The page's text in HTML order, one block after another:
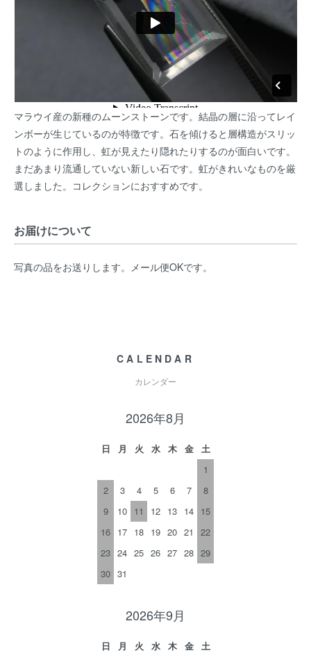
マラウイ産の新種のムーンストーンです。結晶の層に沿ってレイ
ンボーが生じているのが特徴です。石を傾けると層構造がスリッ
トのように作用し、虹が見えたり隠れたりするのが面白いです。
まだあまり流通していない新しい石です。虹がきれいなものを厳
選しました。コレクションにおすすめです。
お届けについて
写真の品をお送りします。メール便OKです。
CALENDAR
カレンダー
2026年8月
日 月 火 水 木 金
土
1
2
3 4 5 6 7
8
9
10 11 12 13 14 15
16 17 18 19 20 21
22
23 24 25 26 27 28 29
30 31
2026年9月
日 月 火 水 木 金
土